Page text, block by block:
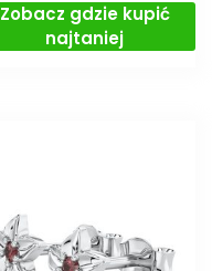
Zobacz gdzie kupić
najtaniej